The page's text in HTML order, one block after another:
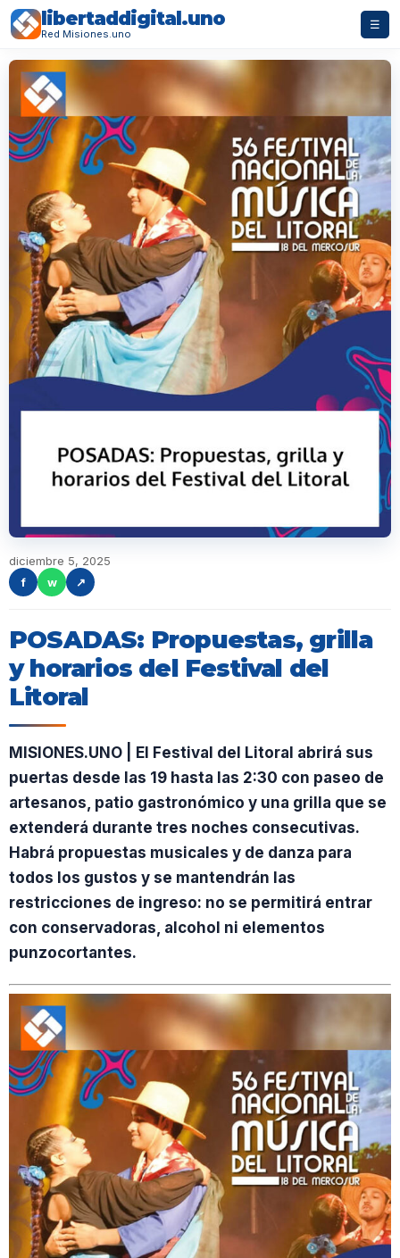
libertaddigital.uno
Red Misiones.uno
☰
diciembre 5, 2025
f
w ↗
POSADAS: Propuestas, grilla
y horarios del Festival del
Litoral
MISIONES.UNO | El Festival del Litoral abrirá sus
puertas desde las 19 hasta las 2:30 con paseo de
artesanos, patio gastronómico y una grilla que se
extenderá durante tres noches consecutivas.
Habrá propuestas musicales y de danza para
todos los gustos y se mantendrán las
restricciones de ingreso: no se permitirá entrar
con conservadoras, alcohol ni elementos
punzocortantes.